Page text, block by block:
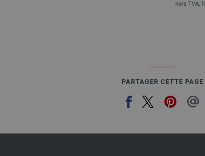
hors TVA,
PARTAGER CETTE PAGE